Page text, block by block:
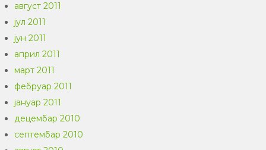
август 2011
јул 2011
јун 2011
април 2011
март 2011
фебруар 2011
јануар 2011
децембар 2010
септембар 2010